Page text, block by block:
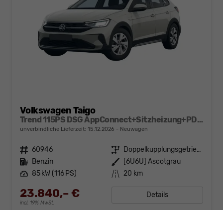
Volkswagen Taigo
Trend 115PS DSG AppConnect+Sitzheizung+PDC+Alu16+LED+DAB+FrontAssist
unverbindliche Lieferzeit: 15.12.2026 Neuwagen
Fahrzeugnr. 60946 Getriebe
Doppelkupplungsgetriebe (DSG)
Kraftstoff Benzin Außenfarbe
[6U6U] Ascotgrau
Leistung 85 kW (116 PS) Kilometerstand 20 km
23.840,– €
incl. 19% MwSt.
Details